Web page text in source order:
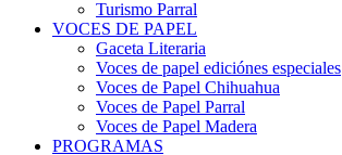
Turismo Parral
VOCES DE PAPEL
Gaceta Literaria
Voces de papel ediciónes especiales
Voces de Papel Chihuahua
Voces de Papel Parral
Voces de Papel Madera
PROGRAMAS